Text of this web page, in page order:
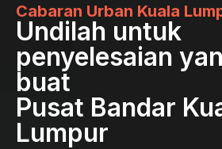
Cabaran Urban Kuala
Undilah untuk
penyelesaian
buat
Pusat Bandar
Lumpur